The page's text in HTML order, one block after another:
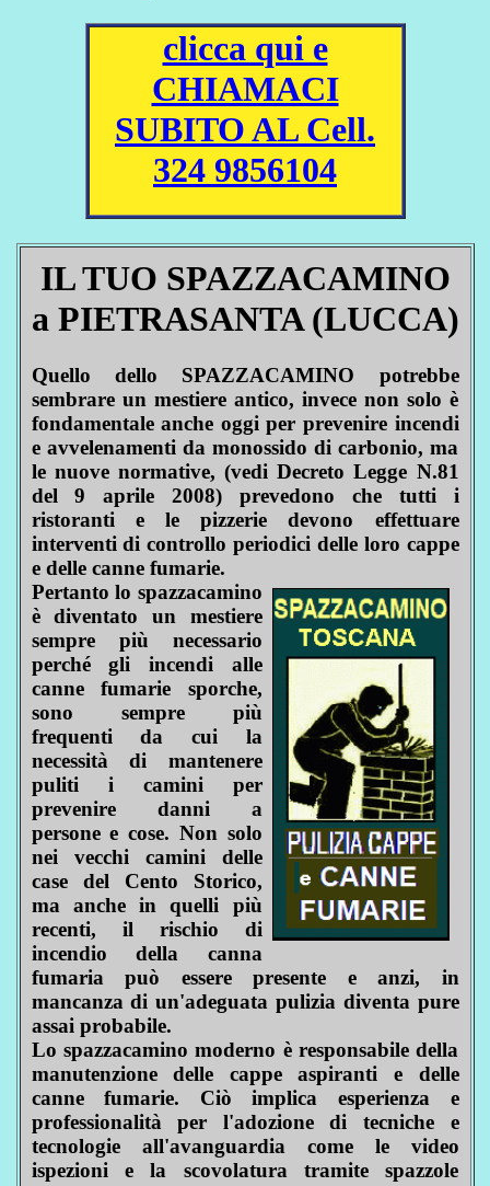
clicca qui e
CHIAMACI
SUBITO AL Cell.
324 9856104
IL TUO SPAZZACAMINO
a PIETRASANTA (LUCCA)
Quello dello SPAZZACAMINO potrebbe
sembrare un mestiere antico, invece non solo è
fondamentale anche oggi per prevenire incendi
e avvelenamenti da monossido di carbonio, ma
le nuove normative, (vedi Decreto Legge N.81
del 9 aprile 2008) prevedono che tutti i
ristoranti e le pizzerie devono effettuare
interventi di controllo periodici delle loro cappe
e delle canne fumarie.
Pertanto lo spazzacamino
è diventato un mestiere
sempre più necessario
perché gli incendi alle
canne fumarie sporche,
sono sempre più
frequenti da cui la
necessità di mantenere
puliti i camini per
prevenire danni a
persone e cose. Non solo
nei vecchi camini delle
case del Cento Storico,
ma anche in quelli più
recenti, il rischio di
incendio della canna
fumaria può essere presente e anzi, in
mancanza di un'adeguata pulizia diventa pure
assai probabile.
Lo spazzacamino moderno è responsabile della
manutenzione delle cappe aspiranti e delle
canne fumarie. Ciò implica esperienza e
professionalità per l'adozione di tecniche e
tecnologie all'avanguardia come le video
ispezioni e la scovolatura tramite spazzole